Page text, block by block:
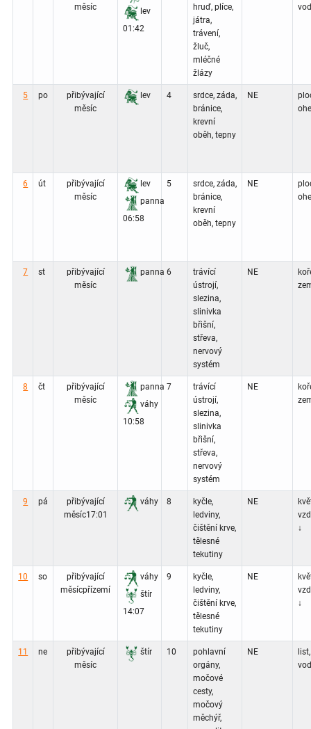
měsíc
lev
01:42
hruď, plíce,
játra,
trávení,
žluč,
mléčné
žlázy
5 po
přibývající
měsíc
lev 4
srdce, záda,
bránice,
krevní
oběh, tepny
NE
6 út
přibývající
měsíc
lev
panna
06:58
5
srdce, záda,
bránice,
krevní
oběh, tepny
NE
7 st
přibývající
měsíc
panna 6
trávící
ústrojí,
slezina,
slinivka
břišní,
střeva,
nervový
systém
NE
8 čt
přibývající
měsíc
panna
váhy
10:58
7
trávící
ústrojí,
slezina,
slinivka
břišní,
střeva,
nervový
systém
NE
9 pá
přibývající
měsíc17:01
váhy 8
kyčle,
ledviny,
čištění krve,
tělesné
tekutiny
NE
↓
10 so
přibývající
měsícpřízemí
váhy
štír
14:07
9
kyčle,
ledviny,
čištění krve,
tělesné
tekutiny
NE
↓
11 ne
přibývající
měsíc
štír 10
pohlavní
orgány,
močové
cesty,
močový
měchýř,
NE
list,